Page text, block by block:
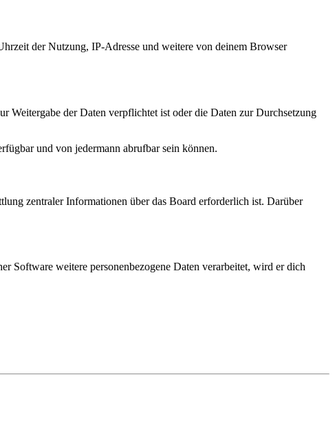
der Nutzung, IP-Adresse und weitere von deinem Browser
Weitergabe der Daten verpflichtet ist oder die Daten zur Durchsetzung
und von jedermann abrufbar sein können.
zentraler Informationen über das Board erforderlich ist. Darüber
Software weitere personenbezogene Daten verarbeitet, wird er dich